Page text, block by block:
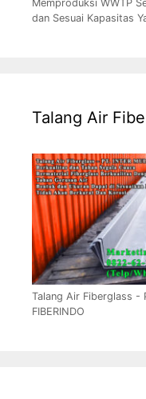
Memproduksi WWTP
dan Sesuai Kapasitas
Talang Air
Talang Air Fiberglass -
FIBERINDO